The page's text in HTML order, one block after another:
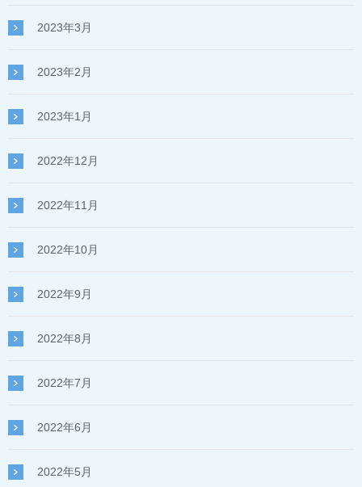
2023年3月
2023年2月
2023年1月
2022年12月
2022年11月
2022年10月
2022年9月
2022年8月
2022年7月
2022年6月
2022年5月